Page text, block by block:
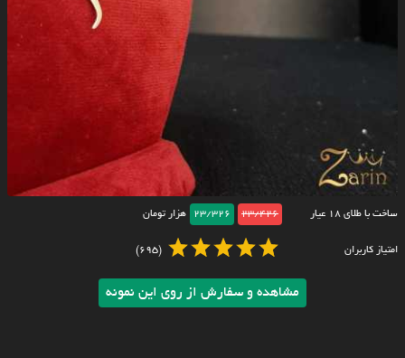
ساخت با طلای ۱۸ عیار 23/426
23/326 هزار تومان
امتیاز کاربران (695)
مشاهده و سفارش از روی این نمونه